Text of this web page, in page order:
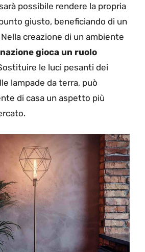
possibile rendere la propria
giusto, beneficiando di un
creazione di un ambiente
gioca un ruolo
le luci pesanti dei
lampade da terra, può
di casa un aspetto più